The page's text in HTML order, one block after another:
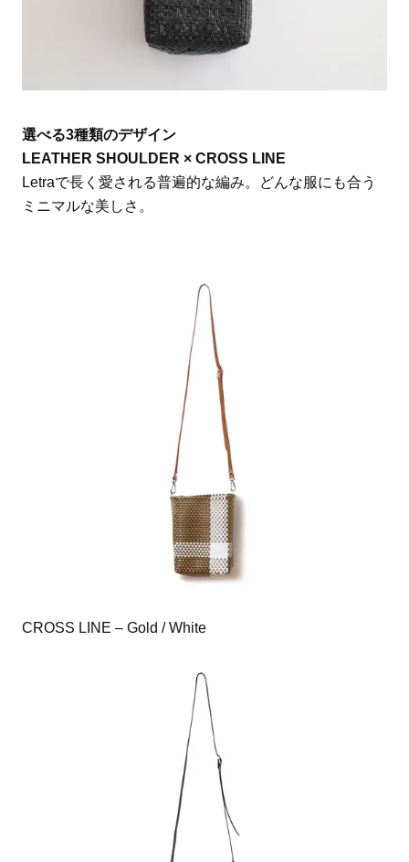
選べる3種類のデザイン
LEATHER SHOULDER × CROSS LINE
Letraで長く愛される普遍的な編み。どんな服にも合う
ミニマルな美しさ。
CROSS LINE – Gold / White